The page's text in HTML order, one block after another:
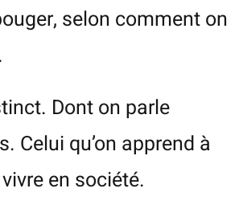
selon comment on
Dont on parle
Celui qu’on apprend à
en société.